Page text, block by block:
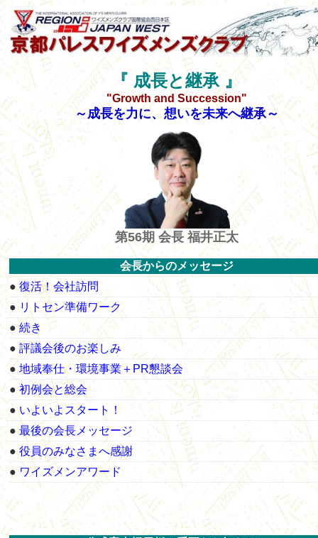
『 成長と継承 』
"Growth and Succession"
～成長を力に、想いを未来へ継承～
第56期 会長 福井正太